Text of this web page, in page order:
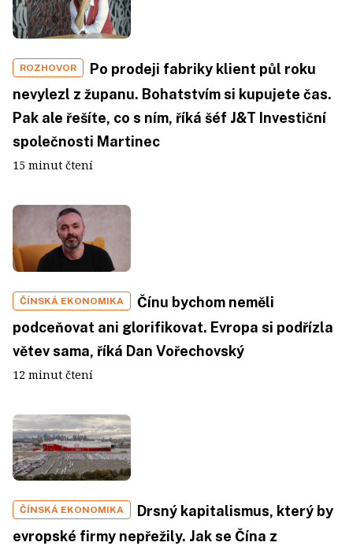
ROZHOVOR
Po prodeji fabriky klient půl roku
nevylezl z županu. Bohatstvím si kupujete čas.
Pak ale řešíte, co s ním, říká šéf J&T Investiční
společnosti Martinec
15 minut čtení
ČÍNSKÁ EKONOMIKA
Čínu bychom neměli
podceňovat ani glorifikovat. Evropa si podřízla
větev sama, říká Dan Vořechovský
12 minut čtení
ČÍNSKÁ EKONOMIKA
Drsný kapitalismus, který by
evropské firmy nepřežily. Jak se Čína z